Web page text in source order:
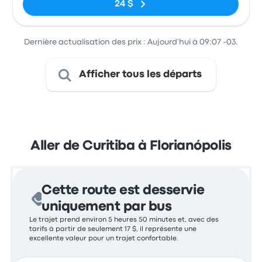
24 $
Dernière actualisation des prix : Aujourd’hui à 09:07 -03.
Afficher tous les départs
Aller de Curitiba à Florianópolis
Cette route est desservie
uniquement par bus
Le trajet prend environ 5 heures 50 minutes et, avec des
tarifs à partir de seulement 17 $, il représente une
excellente valeur pour un trajet confortable.